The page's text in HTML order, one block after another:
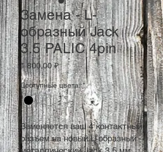
Замена - L-
образный Jack
3.5 PALIC 4pin
1 800,00 ₽Цена
Доступные цвета: *
Заменяется ваш 4 контактный
разъем на новый L-образный